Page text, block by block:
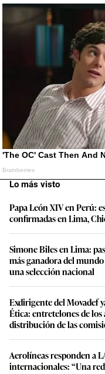
Lo más visto
Papa León XIV en Perú:
confirmadas en Lima,
Simone Biles en Lima:
más ganadora del
una selección nacional
Exdirigente del Movadef
Ética: entretelones de
distribución de las
Aerolíneas responden a
internacionales: “Una